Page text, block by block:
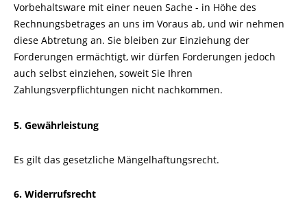
Vorbehaltsware mit einer neuen Sache - in Höhe des
Rechnungsbetrages an uns im Voraus ab, und wir nehmen
diese Abtretung an. Sie bleiben zur Einziehung der
Forderungen ermächtigt, wir dürfen Forderungen jedoch
auch selbst einziehen, soweit Sie Ihren
Zahlungsverpflichtungen nicht nachkommen.
5. Gewährleistung
Es gilt das gesetzliche Mängelhaftungsrecht.
6. Widerrufsrecht